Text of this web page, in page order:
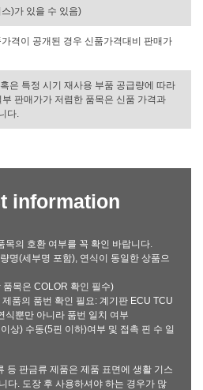
)가 있을 수 있음)
격이 공개된 경우 신품가격대비 판매가
은 특정 시기 재사용 부품 공급량에 따라
판매가가 저렴한 품목은 신품 가격과
다.
information
목의 호환 여부를 꼭 확인 바랍니다.
명(세부명 포함), 연식이 동일한 상품으
목은 COLOR 확인 필수)
품의 품번 확인 필요: 계기판 ECU TCU
식뿐만 아니라 품번 일치 여부
상) 수동(5핀 이하)여부 및 접촉 핀 수 일
등 판금류 제품은 제품 표면에 생활 기스
다. 도장 후 사용하셔야 하는 경우가 많